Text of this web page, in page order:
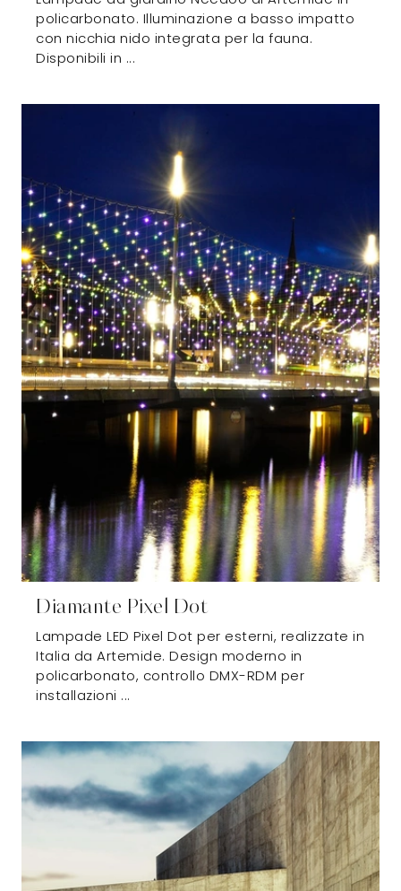
policarbonato. Illuminazione a basso impatto
con nicchia nido integrata per la fauna.
Disponibili in ...
Diamante Pixel Dot
Lampade LED Pixel Dot per esterni, realizzate in
Italia da Artemide. Design moderno in
policarbonato, controllo DMX-RDM per
installazioni ...